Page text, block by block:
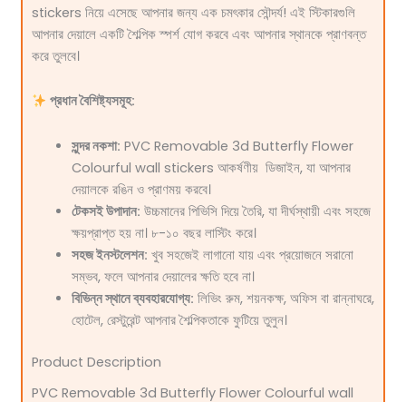
stickers নিয়ে এসেছে আপনার জন্য এক চমৎকার সৌন্দর্য! এই স্টিকারগুলি
আপনার দেয়ালে একটি শৈল্পিক স্পর্শ যোগ করবে এবং আপনার স্থানকে প্রাণবন্ত
করে তুলবে।
প্রধান বৈশিষ্ট্যসমূহ:
সুন্দর নকশা: PVC Removable 3d Butterfly Flower
Colourful wall stickers আকর্ষণীয় ডিজাইন, যা আপনার
দেয়ালকে রঙিন ও প্রাণময় করবে।
টেকসই উপাদান: উচ্চমানের পিভিসি দিয়ে তৈরি, যা দীর্ঘস্থায়ী এবং সহজে
ক্ষয়প্রাপ্ত হয় না। ৮-১০ বছর লাস্টিং করে।
সহজ ইনস্টলেশন: খুব সহজেই লাগানো যায় এবং প্রয়োজনে সরানো
সম্ভব, ফলে আপনার দেয়ালের ক্ষতি হবে না।
বিভিন্ন স্থানে ব্যবহারযোগ্য: লিভিং রুম, শয়নকক্ষ, অফিস বা রান্নাঘরে,
হোটেল, রেস্টুরেন্ট আপনার শৈল্পিকতাকে ফুটিয়ে তুলুন।
Product Description
PVC Removable 3d Butterfly Flower Colourful wall